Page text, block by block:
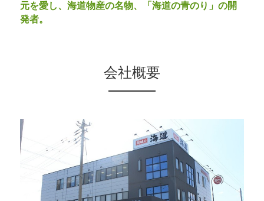
元を愛し、海道物産の名物、「海道の青のり」の開
発者。
会社概要